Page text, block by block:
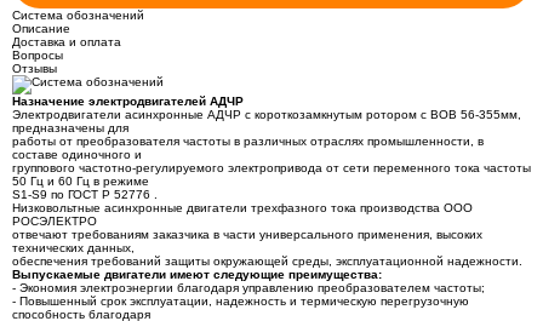
Система обозначений
Описание
Доставка и оплата
Вопросы
Отзывы
Назначение электродвигателей АДЧР
Электродвигатели асинхронные АДЧР с короткозамкнутым ротором с ВОВ 56-355мм,
предназначены для
работы от преобразователя частоты в различных отраслях промышленности, в
составе одиночного и
группового частотно-регулируемого электропривода от сети переменного тока частоты
50 Гц и 60 Гц в режиме
S1-S9 по ГОСТ Р 52776 .
Низковольтные асинхронные двигатели трехфазного тока производства ООО
РОСЭЛЕКТРО
отвечают требованиям заказчика в части универсального применения, высоких
технических данных,
обеспечения требований защиты окружающей среды, эксплуатационной надежности.
Выпускаемые двигатели имеют следующие преимущества:
- Экономия электроэнергии благодаря управлению преобразователем частоты;
- Повышенный срок эксплуатации, надежность и термическую перегрузочную
способность благодаря